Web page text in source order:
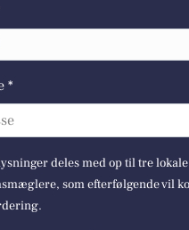
*
deles med op til tre lokale
som efterfølgende vil